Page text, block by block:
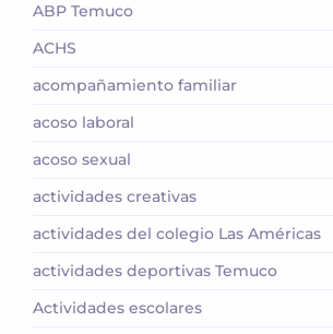
ABP Temuco
ACHS
acompañamiento familiar
acoso laboral
acoso sexual
actividades creativas
actividades del colegio Las Américas
actividades deportivas Temuco
Actividades escolares